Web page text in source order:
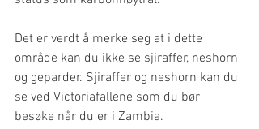
Det er verdt å merke seg at i dette
område kan du ikke se sjiraffer, neshorn
og geparder. Sjiraffer og neshorn kan du
se ved Victoriafallene som du bør
besøke når du er i Zambia.